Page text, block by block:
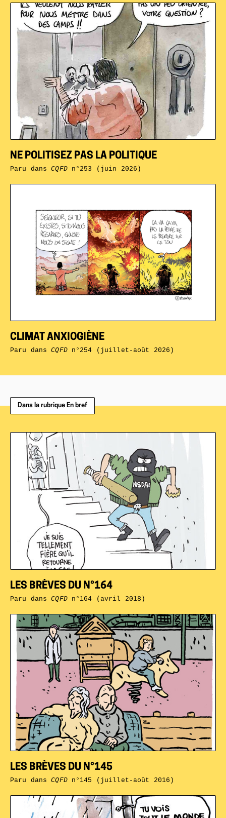
CLIMAT ANXIOGIÈNE
Paru dansCQFDn°254 (juillet-août 2026)
NE POLITISEZ PAS LA POLITIQUE
Paru dansCQFDn°253 (juin 2026)
Dans la rubrique En bref
LES BRÈVES DU N°145
Paru dansCQFDn°145 (juillet-août 2016)
LES BRÈVES DU N°164
Paru dansCQFDn°164 (avril 2018)